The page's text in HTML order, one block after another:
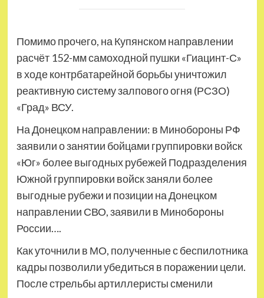
Помимо прочего, на Купянском направлении
расчёт 152-мм самоходной пушки «Гиацинт-С»
в ходе контрбатарейной борьбы уничтожил
реактивную систему залпового огня (РСЗО)
«Град» ВСУ.
На Донецком направлении: в Минобороны РФ
заявили о занятии бойцами группировки войск
«Юг» более выгодных рубежей Подразделения
Южной группировки войск заняли более
выгодные рубежи и позиции на Донецком
направлении СВО, заявили в Минобороны
России….
Как уточнили в МО, полученные с беспилотника
кадры позволили убедиться в поражении цели.
После стрельбы артиллеристы сменили